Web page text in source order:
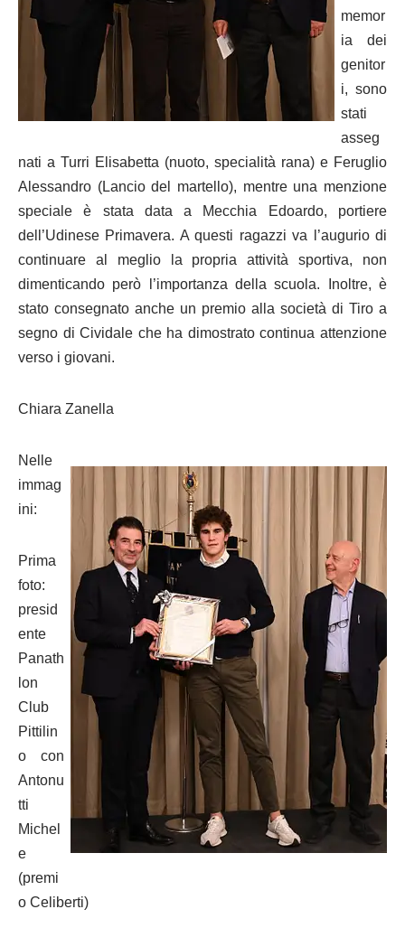
memor
ia dei
genitor
i, sono
stati
asseg
nati a Turri Elisabetta (nuoto, specialità rana) e Feruglio
Alessandro (Lancio del martello), mentre una menzione
speciale è stata data a Mecchia Edoardo, portiere
dell’Udinese Primavera. A questi ragazzi va l’augurio di
continuare al meglio la propria attività sportiva, non
dimenticando però l’importanza della scuola. Inoltre, è
stato consegnato anche un premio alla società di Tiro a
segno di Cividale che ha dimostrato continua attenzione
verso i giovani.
Chiara Zanella
Nelle
immag
ini:
Prima
foto:
presid
ente
Panath
lon
Club
Pittilin
o con
Antonu
tti
Michel
e
(premi
o Celiberti)